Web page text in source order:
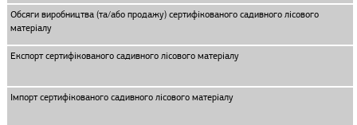
Обсяги виробництва (та/або продажу) сертифікованого садивного лісового
матеріалу
Експорт сертифікованого садивного лісового матеріалу
Імпорт сертифікованого садивного лісового матеріалу